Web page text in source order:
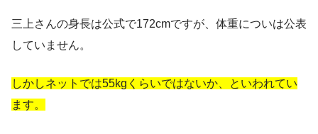
三上さんの身長は公式で172cmですが、体重についは公表
していません。
しかしネットでは55kgくらいではないか、といわれてい
ます。